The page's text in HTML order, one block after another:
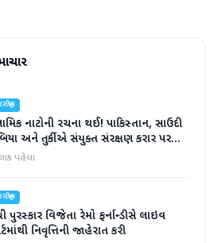
નાટોની રચના થઈ! પાકિસ્તાન, સાઉદી
અને તુર્કીએ સંયુક્ત સંરક્ષણ કરાર પર
પહેલા
પુરસ્કાર વિજેતા રેમો ફર્નાન્ડીસે લાઇવ
નિવૃત્તિની જાહેરાત કરી